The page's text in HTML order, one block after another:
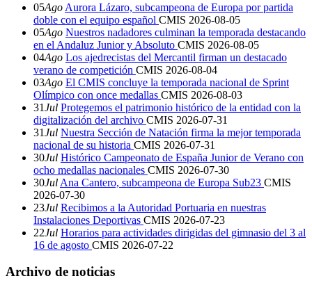
05Ago Aurora Lázaro, subcampeona de Europa por partida
doble con el equipo español CMIS 2026-08-05
05Ago Nuestros nadadores culminan la temporada destacando
en el Andaluz Junior y Absoluto CMIS 2026-08-05
04Ago Los ajedrecistas del Mercantil firman un destacado
verano de competición CMIS 2026-08-04
03Ago El CMIS concluye la temporada nacional de Sprint
Olímpico con once medallas CMIS 2026-08-03
31Jul Protegemos el patrimonio histórico de la entidad con la
digitalización del archivo CMIS 2026-07-31
31Jul Nuestra Sección de Natación firma la mejor temporada
nacional de su historia CMIS 2026-07-31
30Jul Histórico Campeonato de España Junior de Verano con
ocho medallas nacionales CMIS 2026-07-30
30Jul Ana Cantero, subcampeona de Europa Sub23 CMIS
2026-07-30
23Jul Recibimos a la Autoridad Portuaria en nuestras
Instalaciones Deportivas CMIS 2026-07-23
22Jul Horarios para actividades dirigidas del gimnasio del 3 al
16 de agosto CMIS 2026-07-22
Archivo de noticias